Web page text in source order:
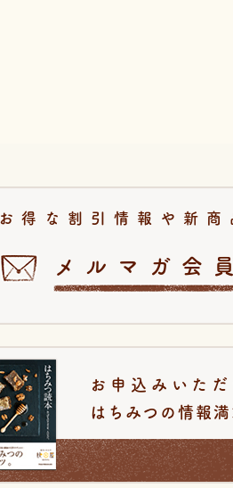
お得な割引情報や新商
メルマガ会
お申込みいた
はちみつの情報